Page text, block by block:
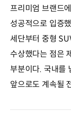
프리미엄 브랜드
성공적으로 입증
세단부터 중형
수상했다는 점은
부분이다. 국내를
앞으로도 계속될